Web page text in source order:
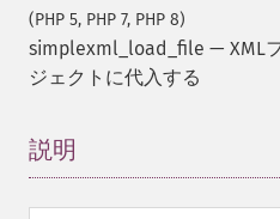
(PHP 5, PHP 7, PHP 8)
simplexml_load_file — XML
ジェクトに代入する
説明